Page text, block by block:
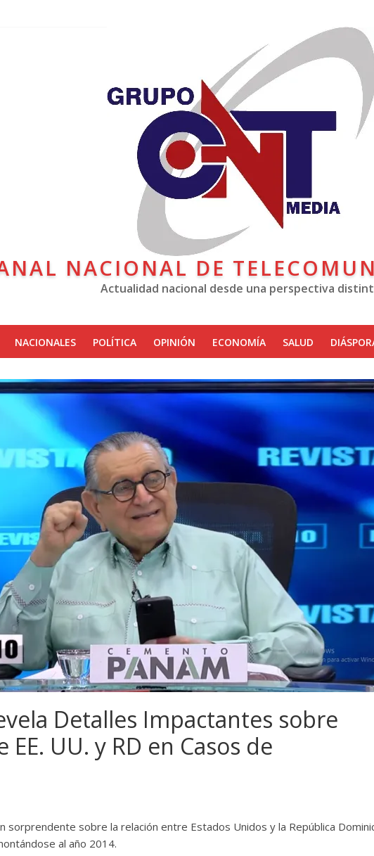
NACIONAL DE
Actualidad nacional desde una perspectiva
NACIONALES POLÍTICA OPINIÓN ECONOMÍA SALUD
Detalles Impactantes sobre
UU. y RD en Casos de
sorprendente sobre la relación entre Estados Unidos y la República
al año 2014.